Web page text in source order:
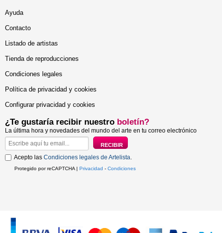
Ayuda
Contacto
Listado de artistas
Tienda de reproducciones
Condiciones legales
Política de privacidad y cookies
Configurar privacidad y cookies
¿Te gustaría recibir nuestro boletín?
La última hora y novedades del mundo del arte en tu correo electrónico
Acepto las Condiciones legales de Artelista.
Protegido por reCAPTCHA | Privacidad - Condiciones